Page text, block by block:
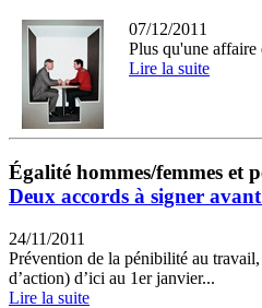
07/12/2011
Plus qu'une affaire
Lire la suite
Égalité hommes/femmes et
Deux accords à signer
24/11/2011
Prévention de la pénibilité au
d’action) d’ici au 1er janvier...
Lire la suite